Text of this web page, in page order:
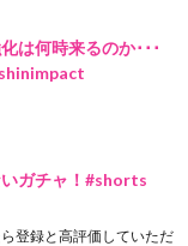
は何時来るのか･･･
いガチャ！#shorts
登録と高評価していただ